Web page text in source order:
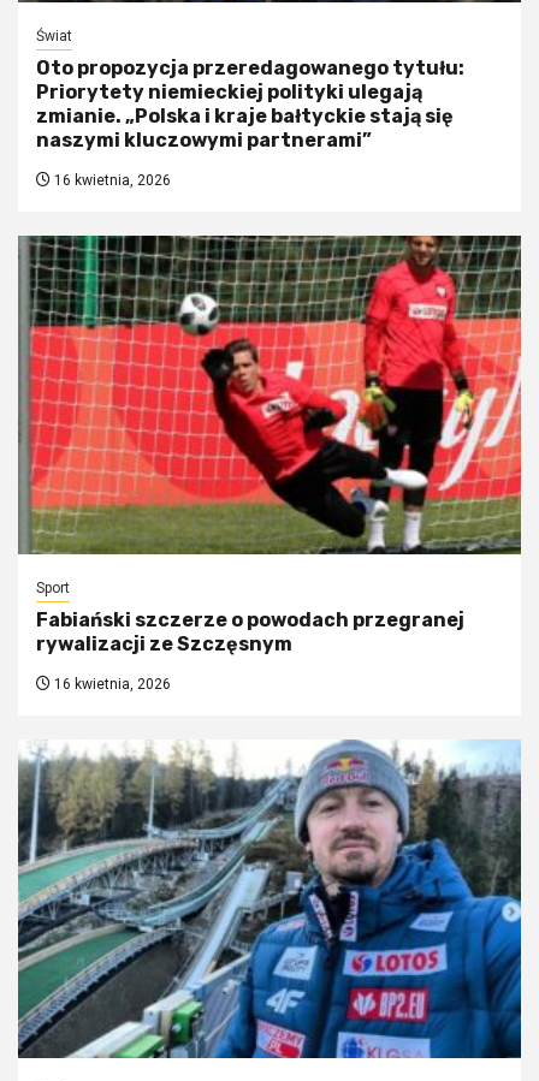
Świat
Oto propozycja przeredagowanego tytułu:
Priorytety niemieckiej polityki ulegają
zmianie. „Polska i kraje bałtyckie stają się
naszymi kluczowymi partnerami”
16 kwietnia, 2026
Sport
Fabiański szczerze o powodach przegranej
rywalizacji ze Szczęsnym
16 kwietnia, 2026